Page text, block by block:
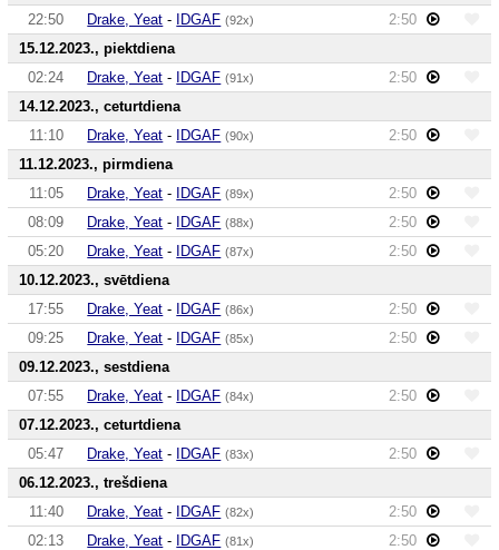
22:50
Drake, Yeat - IDGAF (92x)
2:50
15.12.2023., piektdiena
02:24
Drake, Yeat - IDGAF (91x)
2:50
14.12.2023., ceturtdiena
11:10
Drake, Yeat - IDGAF (90x)
2:50
11.12.2023., pirmdiena
11:05
Drake, Yeat - IDGAF (89x)
2:50
08:09
Drake, Yeat - IDGAF (88x)
2:50
05:20
Drake, Yeat - IDGAF (87x)
2:50
10.12.2023., svētdiena
17:55
Drake, Yeat - IDGAF (86x)
2:50
09:25
Drake, Yeat - IDGAF (85x)
2:50
09.12.2023., sestdiena
07:55
Drake, Yeat - IDGAF (84x)
2:50
07.12.2023., ceturtdiena
05:47
Drake, Yeat - IDGAF (83x)
2:50
06.12.2023., trešdiena
11:40
Drake, Yeat - IDGAF (82x)
2:50
02:13
Drake, Yeat - IDGAF (81x)
2:50